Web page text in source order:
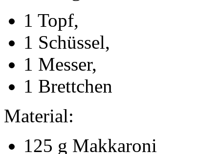
1 Topf,
1 Schüssel,
1 Messer,
1 Brettchen
Material:
125 g Makkaroni